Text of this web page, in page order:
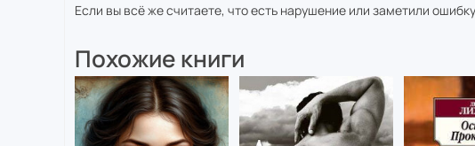
Если вы всё же считаете, что есть нарушение или заметили
Похожие книги